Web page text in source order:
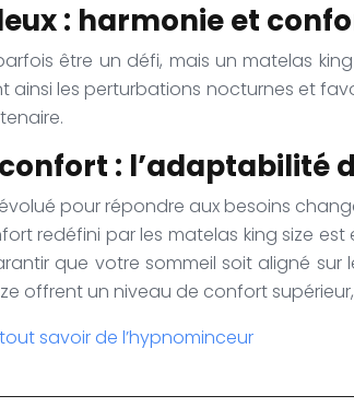
: harmonie et
être un défi, mais un matelas
ainsi les perturbations nocturnes et
: l’adaptabilité
pour répondre aux besoins
redéfini par les matelas king size
que votre sommeil soit aligné
offrent un niveau de confort
savoir de l’hypnominceur